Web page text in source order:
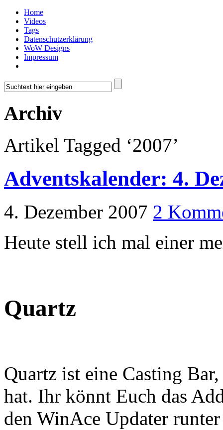
Home
Videos
Tags
Datenschutzerklärung
WoW Designs
Impressum
Archiv
Artikel Tagged ‘2007’
Adventskalender: 4.
4. Dezember 2007 2
Heute stell ich mal einer
Quartz
Quartz ist eine Casting
hat. Ihr könnt Euch das
den WinAce Updater